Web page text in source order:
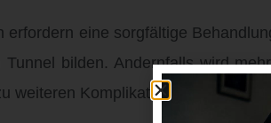
erfordern eine sorgfältige
Tunnel bilden. Andernfalls wird
weiteren Komplikationen führt. Sie